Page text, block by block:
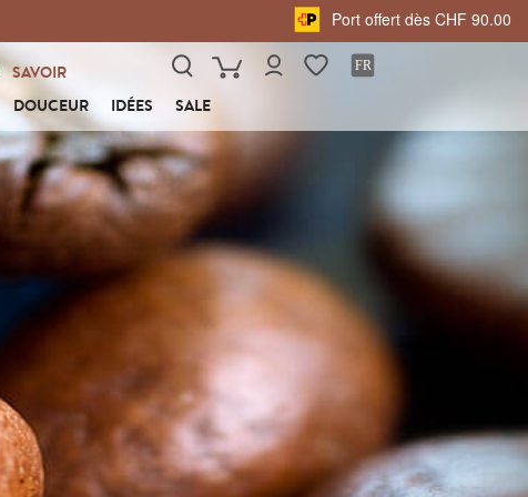
Port offert dès CHF 90.00
DOUCEUR IDÉES SALE
SAVOIR